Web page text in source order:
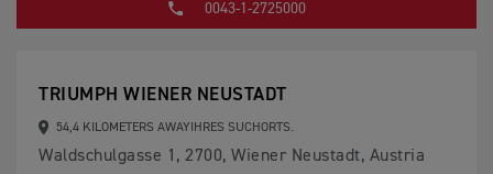
0043-1-2725000
TRIUMPH WIENER NEUSTADT
54,4 KILOMETERS AWAYIHRES SUCHORTS.
Waldschulgasse 1, 2700, Wiener Neustadt, Austria